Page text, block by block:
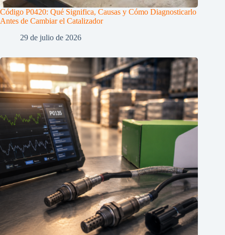
Código P0420: Qué Significa, Causas y Cómo Diagnosticarlo
Antes de Cambiar el Catalizador
29 de julio de 2026